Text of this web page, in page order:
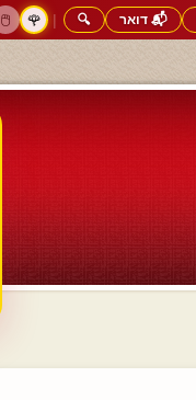
📬 דואר 🔍
|
🌹
🖱️